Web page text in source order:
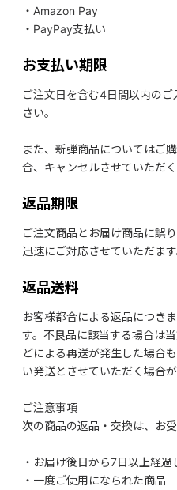
・Amazon Pay
・PayPay支払い
お支払い期限
ご注文日を含む4日間以内の
さい。
また、新弾商品についてはご
合、キャンセルさせていただ
返品期限
ご注文商品とお届け商品に誤
迅速にご対応させていただます
返品送料
お客様都合による返品につき
す。不良品に該当する場合は
どによる再送が発生した場合
い発送とさせていただく場合
ご注意事項
次の商品の返品・交換は、お
・お届け後日から7日以上経過
・一度ご使用になられた商品